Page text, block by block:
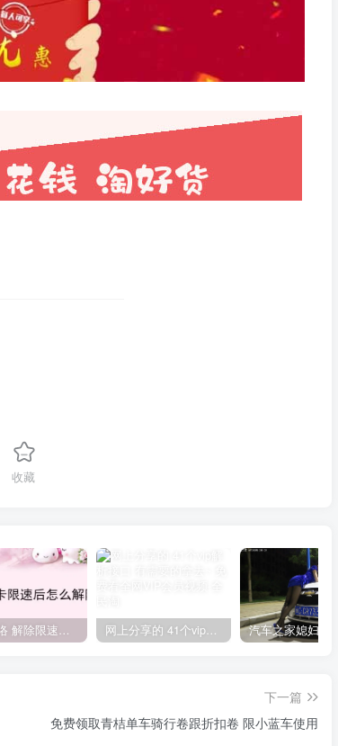
收藏
联通网络 解除限速方法参考！畅享、畅玩、老白干等及其它地区自测了 网上分享的 41个vip解析接口 有需要的拿去~ 免费看全网VIP会员视频
下一篇
免费领取青桔单车骑行卷跟折扣卷 限小蓝车使用